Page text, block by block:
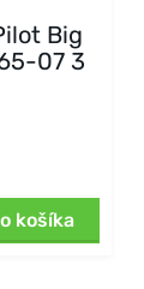
Big
07 3
košíka